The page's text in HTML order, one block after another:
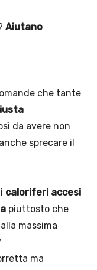
Aiutano
che tante
da avere non
sprecare il
caloriferi accesi
piuttosto che
massima
ma